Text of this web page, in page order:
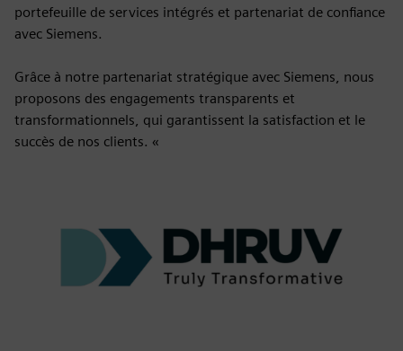
portefeuille de services intégrés et partenariat de confiance
avec Siemens.
Grâce à notre partenariat stratégique avec Siemens, nous
proposons des engagements transparents et
transformationnels, qui garantissent la satisfaction et le
succès de nos clients. «